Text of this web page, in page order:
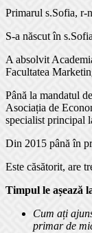
Primarul s.Sofia, r-
S-a născut în
A absolvit
Facultatea
Până la mandatul
Asociația de
specialist principal
Din 2015 până în
Este căsătorit, are
Timpul le așează
Cum ați
primar de